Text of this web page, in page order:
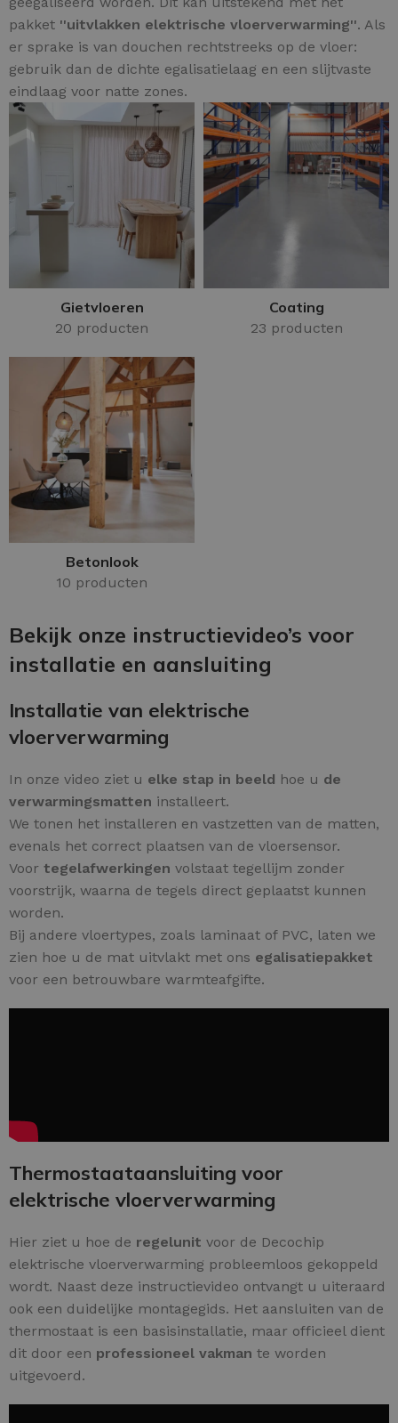
pakket ''uitvlakken elektrische vloerverwarming''. Als
er sprake is van douchen rechtstreeks op de vloer:
gebruik dan de dichte egalisatielaag en een slijtvaste
eindlaag voor natte zones.
Gietvloeren
20 producten
Coating
23 producten
Betonlook
10 producten
Bekijk onze instructievideo’s voor
installatie en aansluiting
Installatie van elektrische
vloerverwarming
In onze video ziet u elke stap in beeld hoe u de
verwarmingsmatten installeert.
We tonen het installeren en vastzetten van de matten,
evenals het correct plaatsen van de vloersensor.
Voor tegelafwerkingen volstaat tegellijm zonder
voorstrijk, waarna de tegels direct geplaatst kunnen
worden.
Bij andere vloertypes, zoals laminaat of PVC, laten we
zien hoe u de mat uitvlakt met ons egalisatiepakket
voor een betrouwbare warmteafgifte.
Thermostaataansluiting voor
elektrische vloerverwarming
Hier ziet u hoe de regelunit voor de Decochip
elektrische vloerverwarming probleemloos gekoppeld
wordt. Naast deze instructievideo ontvangt u uiteraard
ook een duidelijke montagegids. Het aansluiten van de
thermostaat is een basisinstallatie, maar officieel dient
dit door een professioneel vakman te worden
uitgevoerd.